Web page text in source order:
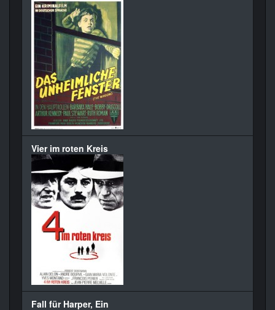
Vier im roten Kreis
Fall für Harper, Ein